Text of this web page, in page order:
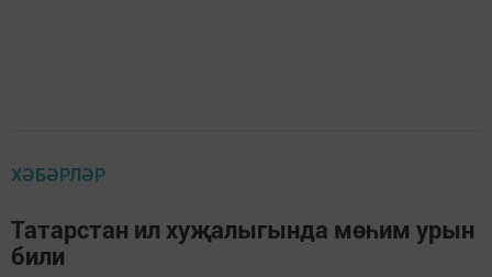
ХӘБӘРЛӘР
Татарстан ил хуҗалыгында мөһим урын
били